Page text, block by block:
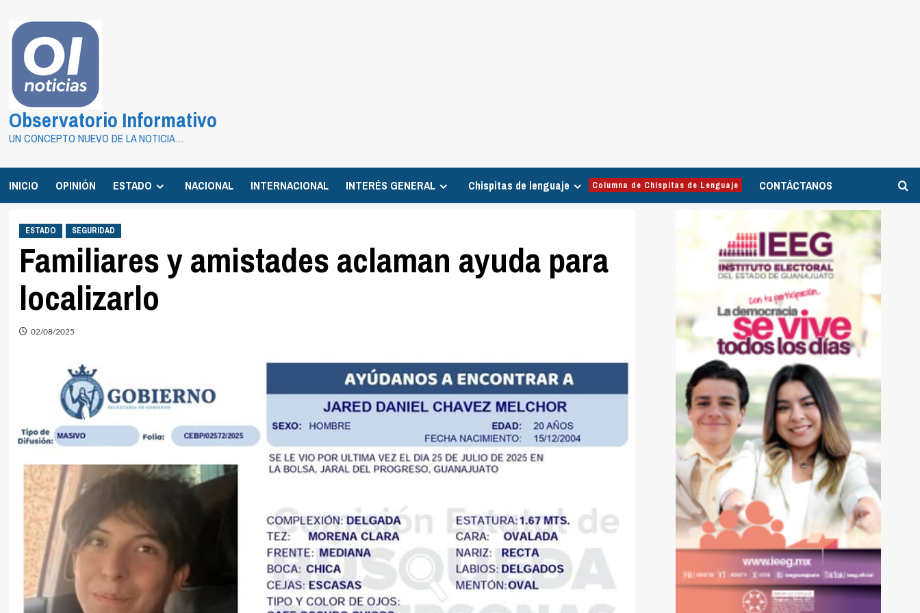
contenido
Observatorio Informativo
UN CONCEPTO NUEVO DE LA NOTICIA…
INICIO OPINIÓN ESTADO NACIONAL INTERNACIONAL INTERÉS GENERAL Chispitas de lenguaje Columna de Chispitas de Lenguaje CONTÁCTANOS
ESTADO SEGURIDAD
Familiares y amistades aclaman ayuda para
localizarlo
02/08/2025